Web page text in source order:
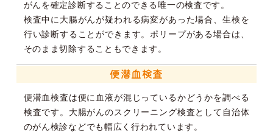
がんを確定診断することのできる唯一の検査です。
検査中に大腸がんが疑われる病変があった場合、生検を
行い診断することができます。ポリープがある場合は、
そのまま切除することもできます。
便潜血検査
便潜血検査は便に血液が混じっているかどうかを調べる
検査です。大腸がんのスクリーニング検査として自治体
のがん検診などでも幅広く行われています。